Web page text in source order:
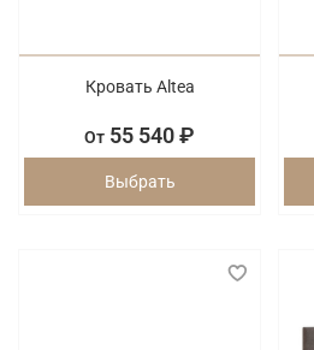
Кровать Altea
От 55 540 ₽
Выбрать